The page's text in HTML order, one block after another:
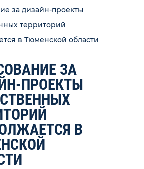
за дизайн-проекты
территорий
в Тюменской области
ЗА
ПРОЕКТЫ
В